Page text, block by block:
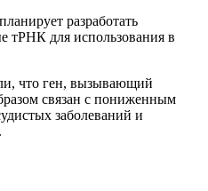
разработать
тРНК для использования в
что ген, вызывающий
связан с пониженным
заболеваний и